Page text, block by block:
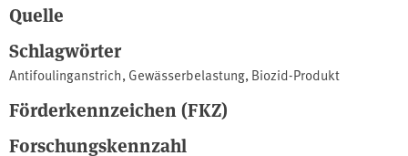
Quelle
Schlagwörter
Antifoulinganstrich,Gewässerbelastung,Biozid-Produkt
Förderkennzeichen (FKZ)
Forschungskennzahl